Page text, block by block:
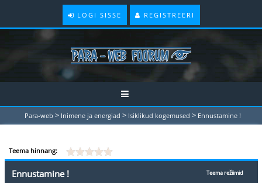
LOGI SISSE REGISTREERI
Para-web > Inimene ja energiad > Isiklikud kogemused > Ennustamine !
Teema hinnang:
Teema režiimid
Ennustamine !